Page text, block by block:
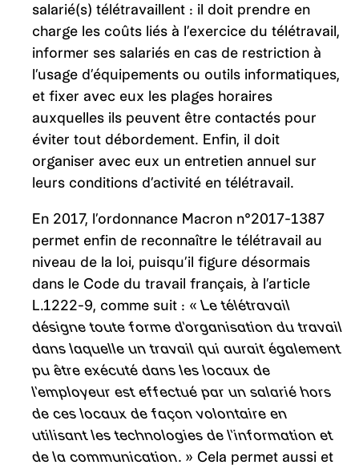
salarié(s) télétravaillent : il doit prendre en
charge les coûts liés à l’exercice du télétravail,
informer ses salariés en cas de restriction à
l’usage d’équipements ou outils informatiques,
et fixer avec eux les plages horaires
auxquelles ils peuvent être contactés pour
éviter tout débordement. Enfin, il doit
organiser avec eux un entretien annuel sur
leurs conditions d’activité en télétravail.
En 2017, l’ordonnance Macron n°2017-1387
permet enfin de reconnaître le télétravail au
niveau de la loi, puisqu’il figure désormais
dans le Code du travail français, à l’article
L.1222-9, comme suit : «Le télétravail
désigne toute forme d’organisation du travail
dans laquelle un travail qui aurait également
pu être exécuté dans les locaux de
l’employeur est effectué par un salarié hors
de ces locaux de façon volontaire en
utilisant les technologies de l’information et
de la communication. » Cela permet aussi et